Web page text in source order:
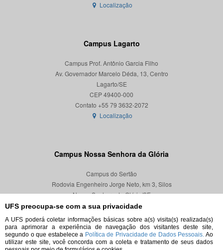
UFS preocupa-se com a sua privacidade
A UFS poderá coletar informações básicas sobre a(s) visita(s) realizada(s)
para aprimorar a experiência de navegação dos visitantes deste site,
segundo o que estabelece a Política de Privacidade de Dados Pessoais. Ao
utilizar este site, você concorda com a coleta e tratamento de seus dados
Localização
Campus Lagarto
Campus Prof. Antônio Garcia Filho
Av. Governador Marcelo Déda, 13, Centro
Lagarto/SE
CEP 49400-000
Localização
Campus Nossa Senhora da Glória
Campus do Sertão
Rodovia Engenheiro Jorge Neto, km 3, Silos
Nossa Senhora da Glória/SE
CEP 49680-000
Localização